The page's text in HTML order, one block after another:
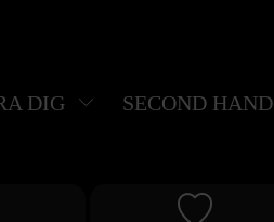
DIG SECOND HAND